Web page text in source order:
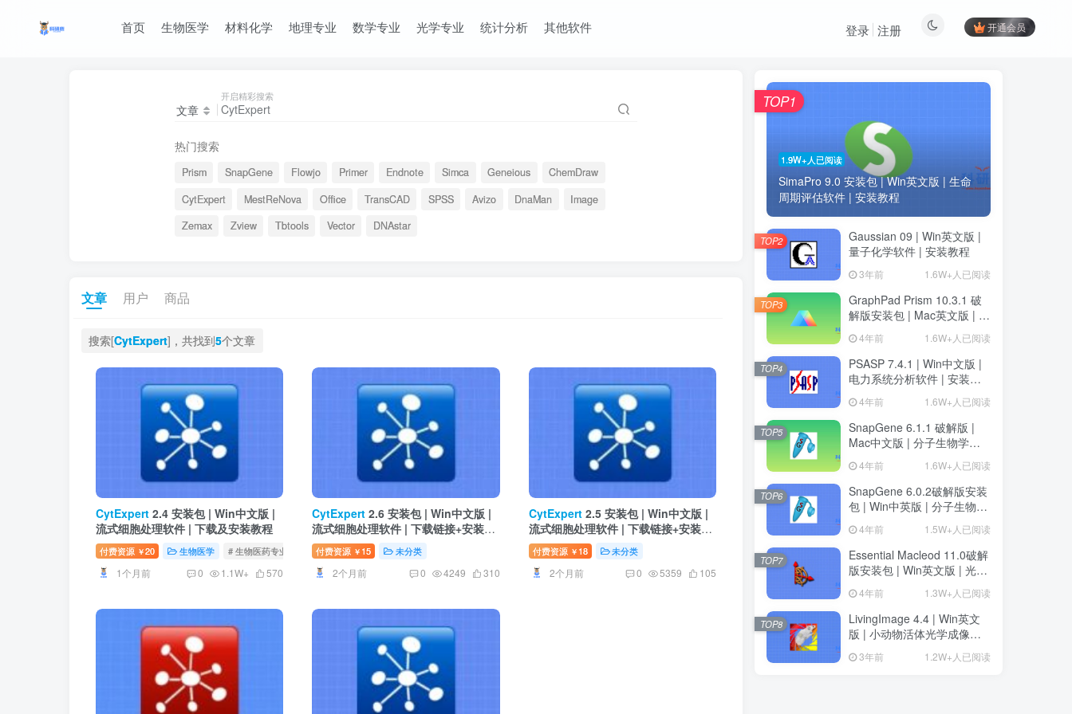
首页 生物医学 材料化学 地理专业 数学专业 光学专业 统计分析 其他软件 开通会员
登录 注册
文章
开启精彩搜索
热门搜索
Prism SnapGene Flowjo Primer Endnote Simca Geneious
ChemDraw
CytExpert
MestReNova Office TransCAD SPSS Avizo DnaMan
Image
Zemax
Zview Tbtools Vector DNAstar
文章 用户 商品
搜索[CytExpert]，共找到5个文章
CytExpert 2.4 安装包 | Win中文版 |
流式细胞处理软件 | 下载及安装教程
付费资源 ￥20 生物医学 # 生物医药专业，激活版安装教程
1个月前 0 1.1W+ 570
CytExpert 2.6 安装包 | Win中文版 |
流式细胞处理软件 | 下载链接+安装教
程付费资源 ￥ 15 未分类
2个月前 0 4249 310
CytExpert2.5 安装包 | Win中文版 |
流式细胞处理软件 | 下载链接+安装教
程付费资源 ￥ 18 未分类
2个月前 0 5359 105
1.9W+人已阅读
SimaPro 9.0 安装包 | Win英文版 | 生命
周期评估软件 | 安装教程
TOP1
Gaussian 09 | Win英文版 |
量子化学软件 | 安装教程
3年前 1.6W+人已阅读
TOP2
GraphPad Prism 10.3.1 破
解版安装包 | Mac英文版 | 科
4年前 1.6W+人已阅读
TOP3
PSASP 7.4.1 | Win中文版 |
电力系统分析软件 | 安装教
4年前 1.6W+人已阅读
TOP4
SnapGene 6.1.1 破解版 |
Mac中文版 | 分子生物学软
4年前 1.6W+人已阅读
TOP5
SnapGene 6.0.2破解版安装
包 | Win中英版 | 分子生物学
4年前 1.5W+人已阅读
TOP6
Essential Macleod 11.0破解
版安装包 | Win英文版 | 光学
薄膜分析与设计软件 | 下载
及安装教程
4年前 1.3W+人已阅读
TOP7
LivingImage 4.4 | Win英文
版 | 小动物活体光学成像软
件 | 安装教程
3年前 1.2W+人已阅读
TOP8